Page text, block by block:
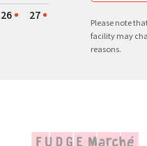
26
27
Please note
facility may
reasons.